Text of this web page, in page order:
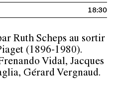
18:30
Ruth Scheps au sortir
(1896-1980).
Vidal, Jacques
Gérard Vergnaud.